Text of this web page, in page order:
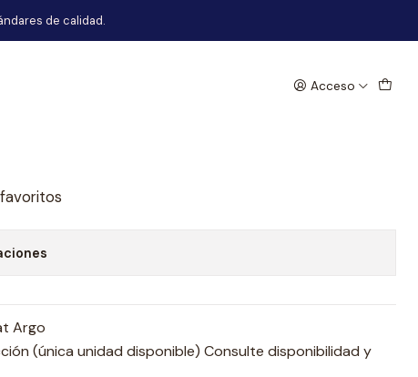
Acceso
de calidad.
Del Der Fiat Argo
Argo
(única unidad disponible) Consulte disponibilidad y